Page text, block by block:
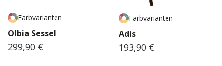
Farbvarianten
Olbia Sessel
Regulärer Preis:
299,90 €
Farbvarianten
Adis
Regulärer Preis:
193,90 €